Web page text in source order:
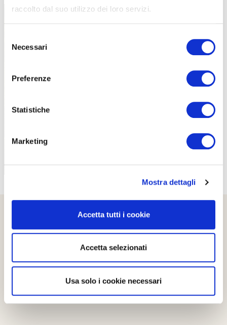
raccolto dal suo utilizzo dei loro servizi.
delNecessari
Preferenze
Statistiche
Marketing
Mostra dettagli
Accetta tutti i cookie
Accetta selezionati
Usa solo i cookie necessari